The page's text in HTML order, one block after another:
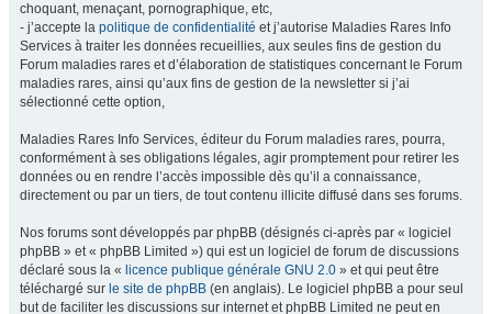
choquant, menaçant, pornographique, etc,
- j’accepte la politique de confidentialité et j’autorise Maladies Rares Info
Services à traiter les données recueillies, aux seules fins de gestion du
Forum maladies rares et d’élaboration de statistiques concernant le Forum
maladies rares, ainsi qu’aux fins de gestion de la newsletter si j’ai
sélectionné cette option,
Maladies Rares Info Services, éditeur du Forum maladies rares, pourra,
conformément à ses obligations légales, agir promptement pour retirer les
données ou en rendre l’accès impossible dès qu’il a connaissance,
directement ou par un tiers, de tout contenu illicite diffusé dans ses forums.
Nos forums sont développés par phpBB (désignés ci-après par « logiciel
phpBB » et « phpBB Limited ») qui est un logiciel de forum de discussions
déclaré sous la « licence publique générale GNU 2.0 » et qui peut être
téléchargé sur le site de phpBB (en anglais). Le logiciel phpBB a pour seul
but de faciliter les discussions sur internet et phpBB Limited ne peut en